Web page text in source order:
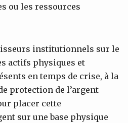
ou les ressources
institutionnels sur le
actifs physiques et
en temps de crise, à la
protection de l’argent
placer cette
sur une base physique